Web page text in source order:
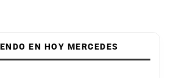
EN HOY MERCEDES